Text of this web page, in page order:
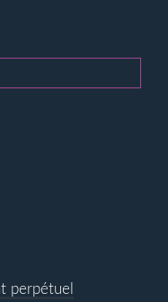
perpétuel